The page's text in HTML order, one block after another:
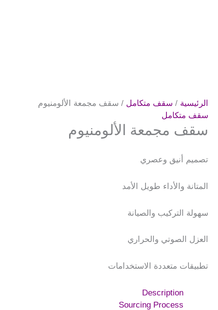
الرئيسية / سقف متكامل / سقف مجمعة الألومنيوم
سقف متكامل
سقف مجمعة الألومنيوم
تصميم أنيق وعصري
المتانة والأداء طويل الأمد
سهولة التركيب والصيانة
العزل الصوتي والحراري
تطبيقات متعددة الاستخدامات
Description
Sourcing Process